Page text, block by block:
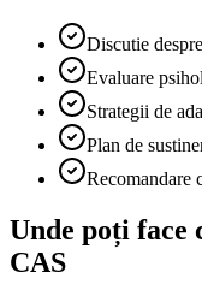
Discutie
Evaluare
Strategii de
Plan de
Recomandare
Unde poți face
CAS